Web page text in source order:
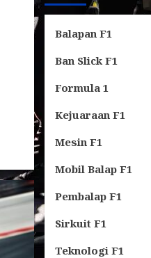
Balapan F1
Ban Slick F1
Formula 1
Kejuaraan F1
Mesin F1
Mobil Balap F1
Pembalap F1
Sirkuit F1
Teknologi F1